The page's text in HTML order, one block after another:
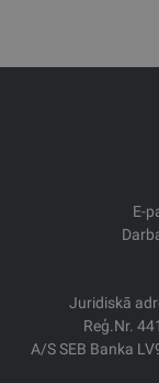
E-
Juridiskā
Reģ.Nr.
A/S SEB Banka